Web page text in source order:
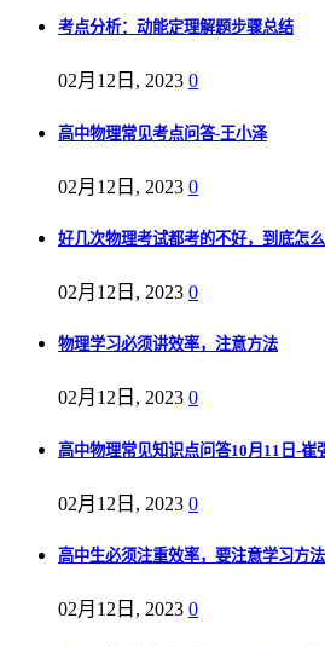
考点分析：动能定理解题步骤总结
02月12日, 2023 0
高中物理常见考点问答-王小泽
02月12日, 2023 0
好几次物理考试都考的不好，到底怎么
02月12日, 2023 0
物理学习必须讲效率，注意方法
02月12日, 2023 0
高中物理常见知识点问答10月11日-崔
02月12日, 2023 0
高中生必须注重效率，要注意学习方
02月12日, 2023 0